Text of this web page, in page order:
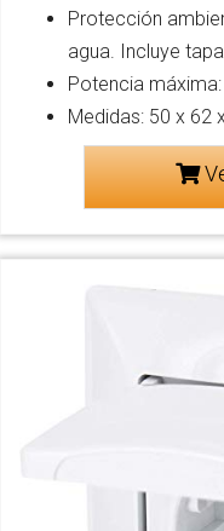
Protección
agua. Incluye
Potencia
Medidas: 50 x 62